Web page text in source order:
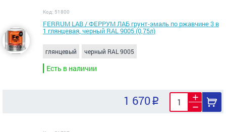
Код: 51800
FERRUM LAB / ФЕРРУМ ЛАБ грунт-эмаль по ржавчине 3 в
1 глянцевая, черный RAL 9005 (0,75л)
глянцевый черный RAL 9005
Есть в наличии
1 670